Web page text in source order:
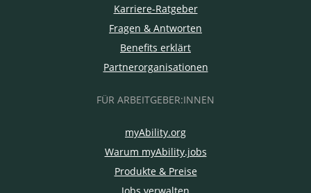
Karriere-Ratgeber
Fragen & Antworten
Benefits erklärt
Partnerorganisationen
FÜR ARBEITGEBER:INNEN
myAbility.org
Warum myAbility.jobs
Produkte & Preise